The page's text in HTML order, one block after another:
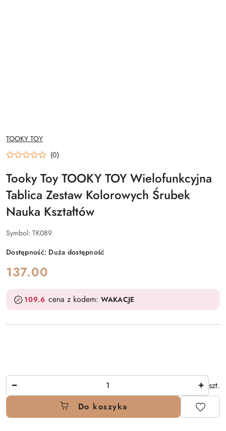
NAZWA
PRODUCENTA:
TOOKY TOY
(0)
Tooky Toy TOOKY TOY Wielofunkcyjna
Tablica Zestaw Kolorowych Śrubek
Nauka Kształtów
Symbol: TK089
Dostępność: Duża dostępność
cena:
137.00
109.6 cena z kodem: WAKACJE
szt.
Do koszyka